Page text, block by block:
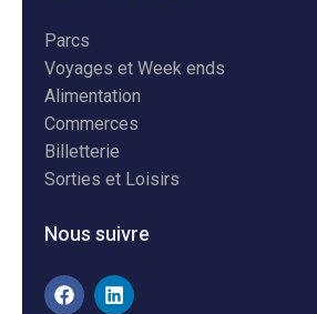
Parcs
Voyages et Week ends
Alimentation
Commerces
Billetterie
Sorties et Loisirs
Nous suivre